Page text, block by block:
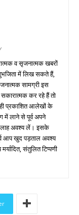
व सृजनात्मक खबरों
में लिख सकते हैं,
सामग्री इस
कर रहे हैं तो
प्रकाशित आलेखों के
में लाने से पूर्व अपने
सलाह अवश्य लें। इसके
आप खुद पड़ताल अवश्य
संतुलित टिप्पणी